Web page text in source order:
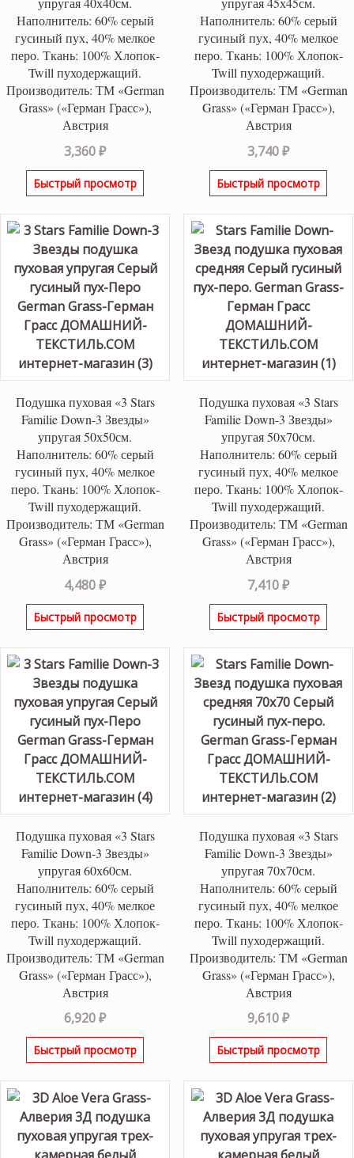
Наполнитель: 60% серый
гусиный пух, 40% мелкое
перо. Ткань: 100% Хлопок-
Twill пуходержащий.
Производитель: ТМ «German
Grass» («Герман Грасс»),
Австрия
3,360₽
Быстрый просмотр
Наполнитель: 60% серый
гусиный пух, 40% мелкое
перо. Ткань: 100% Хлопок-
Twill пуходержащий.
Производитель: ТМ «German
Grass» («Герман Грасс»),
Австрия
3,740₽
Быстрый просмотр
Подушка пуховая «3 Stars
Familie Down-3 Звезды»
упругая 50х50см.
Наполнитель: 60% серый
гусиный пух, 40% мелкое
перо. Ткань: 100% Хлопок-
Twill пуходержащий.
Производитель: ТМ «German
Grass» («Герман Грасс»),
Австрия
4,480₽
Быстрый просмотр
Подушка пуховая «3 Stars
Familie Down-3 Звезды»
упругая 50х70см.
Наполнитель: 60% серый
гусиный пух, 40% мелкое
перо. Ткань: 100% Хлопок-
Twill пуходержащий.
Производитель: ТМ «German
Grass» («Герман Грасс»),
Австрия
7,410₽
Быстрый просмотр
Подушка пуховая «3 Stars
Familie Down-3 Звезды»
упругая 60х60см.
Наполнитель: 60% серый
гусиный пух, 40% мелкое
перо. Ткань: 100% Хлопок-
Twill пуходержащий.
Производитель: ТМ «German
Grass» («Герман Грасс»),
Австрия
6,920₽
Быстрый просмотр
Подушка пуховая «3 Stars
Familie Down-3 Звезды»
упругая 70х70см.
Наполнитель: 60% серый
гусиный пух, 40% мелкое
перо. Ткань: 100% Хлопок-
Twill пуходержащий.
Производитель: ТМ «German
Grass» («Герман Грасс»),
Австрия
9,610₽
Быстрый просмотр